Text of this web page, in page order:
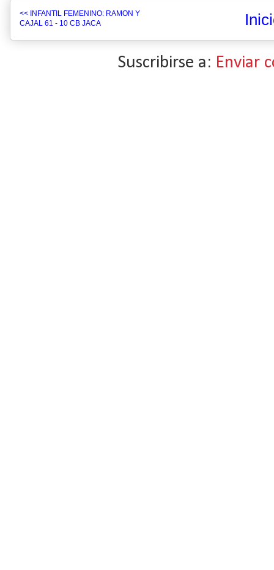
<< INFANTIL FEMENINO: RAMON Y
CAJAL 61 - 10 CB JACA
Suscribirse a: Enviar